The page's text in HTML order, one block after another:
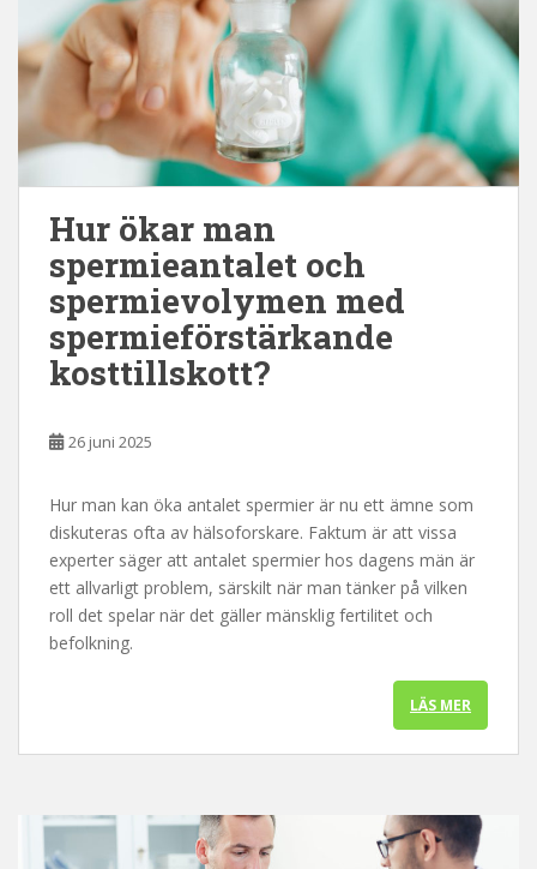
Hur ökar man
spermieantalet och
spermievolymen med
spermieförstärkande
kosttillskott?
26 juni 2025
Hur man kan öka antalet spermier är nu ett ämne som
diskuteras ofta av hälsoforskare. Faktum är att vissa
experter säger att antalet spermier hos dagens män är
ett allvarligt problem, särskilt när man tänker på vilken
roll det spelar när det gäller mänsklig fertilitet och
befolkning.
LÄS MER